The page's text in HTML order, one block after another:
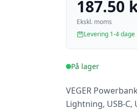
187.50
Ekskl. moms
Levering 1-4 dage
På lager
VEGER
Lightning, USB-C,